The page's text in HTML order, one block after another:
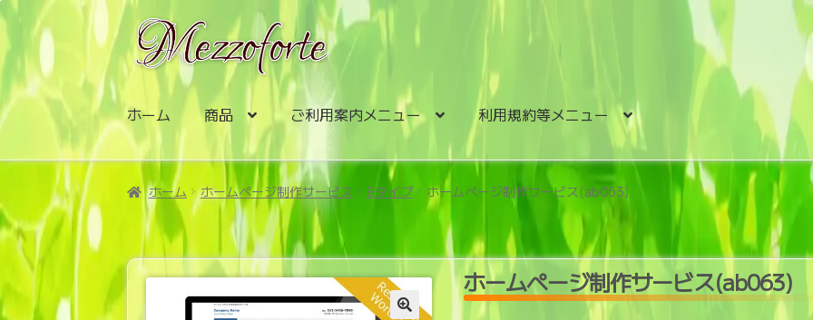
ナ
ビ
ゲ
シ
ョ
ン
へ
ス
ッ
プ
コ
ン
テ
ツ
へ
ス
キ
ッ
ホーム 商品 ご利用案内メニュー 利用規約等メニュー
ホーム ホームページ制作サービス Bタイプ ホームページ制作サービス(ab063)
ホームページ制作サービス(ab063)